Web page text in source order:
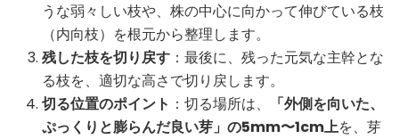
うな弱々しい枝や、株の中心に向かって伸びている枝
（内向枝）を根元から整理します。
残した枝を切り戻す ：最後に、残った元気な主幹とな
る枝を、適切な高さで切り戻します。
切る位置のポイント ：切る場所は、
「外側を向いた、
ぷっくりと膨らんだ良い芽」の5mm〜1cm上を、芽